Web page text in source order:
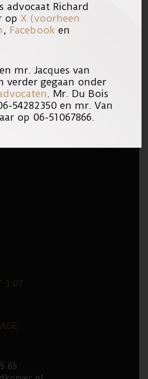
3.07
65
advocaat Richard
op X (voorheen
, Facebook en
mr. Jacques van
verder gegaan onder
. Mr. Du Bois
54282350 en mr. Van
op 06-51067866.